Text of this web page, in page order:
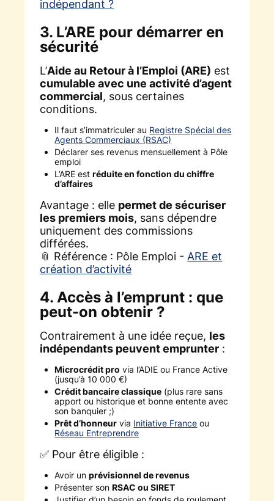
indépendant ?
3. L’ARE pour démarrer en
sécurité
L’Aide au Retour à l’Emploi (ARE) est
cumulable avec une activité d’agent
commercial, sous certaines
conditions.
Il faut s’immatriculer au Registre Spécial des
Agents Commerciaux (RSAC)
Déclarer ses revenus mensuellement à Pôle
emploi
L’ARE estréduite en fonction du chiffre
d’affaires
Avantage : elle permet de sécuriser
les premiers mois, sans dépendre
uniquement des commissions
différées.
📎 Référence : Pôle Emploi - ARE et
création d’activité
4. Accès à l’emprunt : que
peut-on obtenir ?
Contrairement à une idée reçue, les
indépendants peuvent emprunter :
Microcrédit pro via l’ADIE ou France Active
(jusqu’à 10 000 €)
Crédit bancaire classique (plus rare sans
apport ou historique et bonne entente avec
son banquier ;)
Prêt d’honneur via Initiative France ou
Réseau Entreprendre
✅ Pour être éligible :
Avoir unprévisionnel de revenus
Présenter sonRSAC ou SIRET